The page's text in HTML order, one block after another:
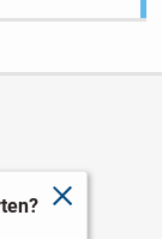
schließen